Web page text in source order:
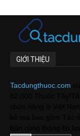
GIỚI THIỆU
Tacdungthuoc.com